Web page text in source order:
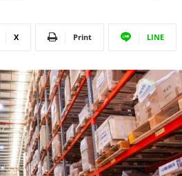
X Print LINE